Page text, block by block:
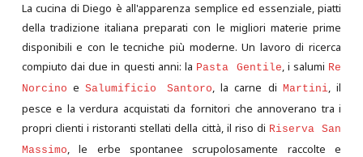
La cucina di Diego è all'apparenza semplice ed essenziale, piatti
della tradizione italiana preparati con le migliori materie prime
disponibili e con le tecniche più moderne. Un lavoro di ricerca
compiuto dai due in questi anni: la Pasta Gentile, i salumi Re
Norcino eSalumificio Santoro, la carne di Martini, il
pesce e la verdura acquistati da fornitori che annoverano tra i
propri clienti i ristoranti stellati della città, il riso di Riserva San
Massimo, le erbe spontanee scrupolosamente raccolte e